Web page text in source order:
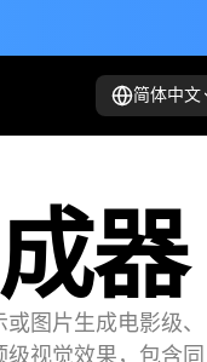
简体中文
器
图片生成电影级、
视觉效果，包含同